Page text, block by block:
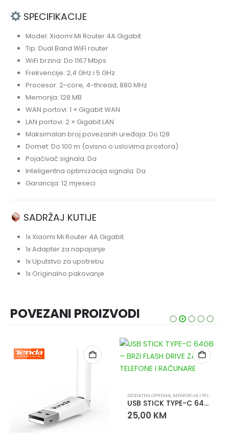
SPECIFIKACIJE
Model: Xiaomi Mi Router 4A Gigabit
Tip: Dual Band WiFi router
WiFi brzina: Do 1167 Mbps
Frekvencije: 2,4 GHz i 5 GHz
Procesor: 2-core, 4-thread, 880 MHz
Memorija: 128 MB
WAN portovi: 1 × Gigabit WAN
LAN portovi: 2 × Gigabit LAN
Maksimalan broj povezanih uređaja: Do 128
Domet: Do 100 m (ovisno o uslovima prostora)
Pojačivač signala: Da
Inteligentna optimizacija signala: Da
Garancija: 12 mjeseci
SADRŽAJ KUTIJE
1x Xiaomi Mi Router 4A Gigabit
1x Adapter za napajanje
1x Uputstvo za upotrebu
1x Originalno pakovanje
POVEZANI PROIZVODI
DODATNA OPREMA, MEMORIJA I POHRANA
USB STICK TYPE-C 64GB – BRZI FLASH DRIVE ZA TELEFONE I RAČUNARE
25,00 KM